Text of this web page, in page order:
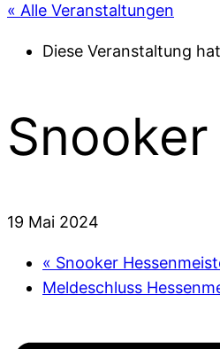
« Alle Veranstaltungen
Diese Veranstaltung
19 Mai 2024
« Snooker
Meldeschluss